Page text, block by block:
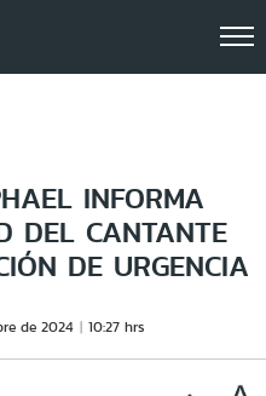
INFORMA
DEL CANTANTE
DE URGENCIA
de 2024 10:27 hrs